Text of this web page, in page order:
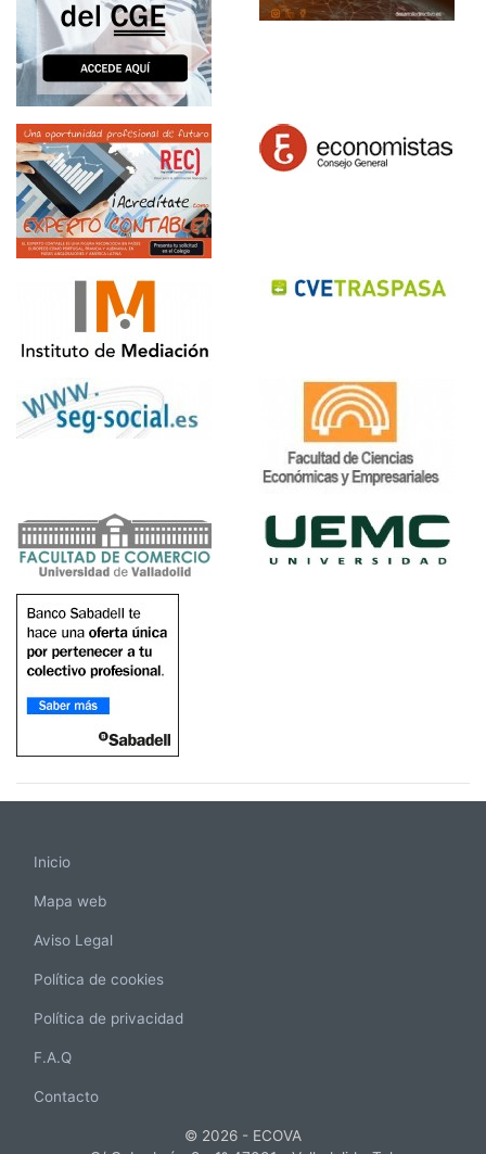
Inicio
Mapa web
Aviso Legal
Política de cookies
Política de privacidad
F.A.Q
Contacto
© 2026 - ECOVA